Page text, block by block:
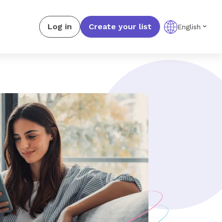
Log in Create your list English